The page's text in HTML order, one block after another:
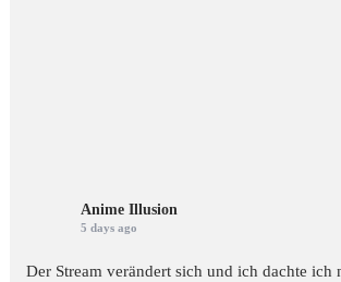
Anime Illusion
5 days ago
Der Stream verändert sich und ich dachte ich